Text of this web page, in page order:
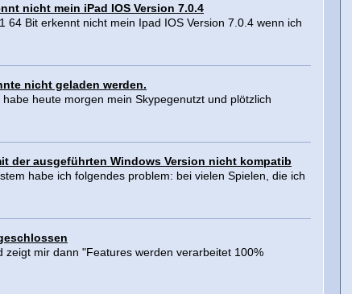
nicht mein iPad IOS Version 7.0.4
64 Bit erkennt nicht mein Ipad IOS Version 7.0.4 wenn ich
nicht geladen werden.
heute morgen mein Skypegenutzt und plötzlich
der ausgeführten Windows Version nicht kompatib
habe ich folgendes problem: bei vielen Spielen, die ich
zeigt mir dann "Features werden verarbeitet 100%